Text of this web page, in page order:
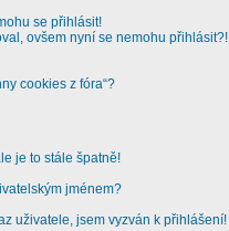
se přihlásit!
ovšem nyní se nemohu přihlásit?!
cookies z fóra“?
je to stále špatně!
jménem?
uživatele, jsem vyzván k přihlášení!